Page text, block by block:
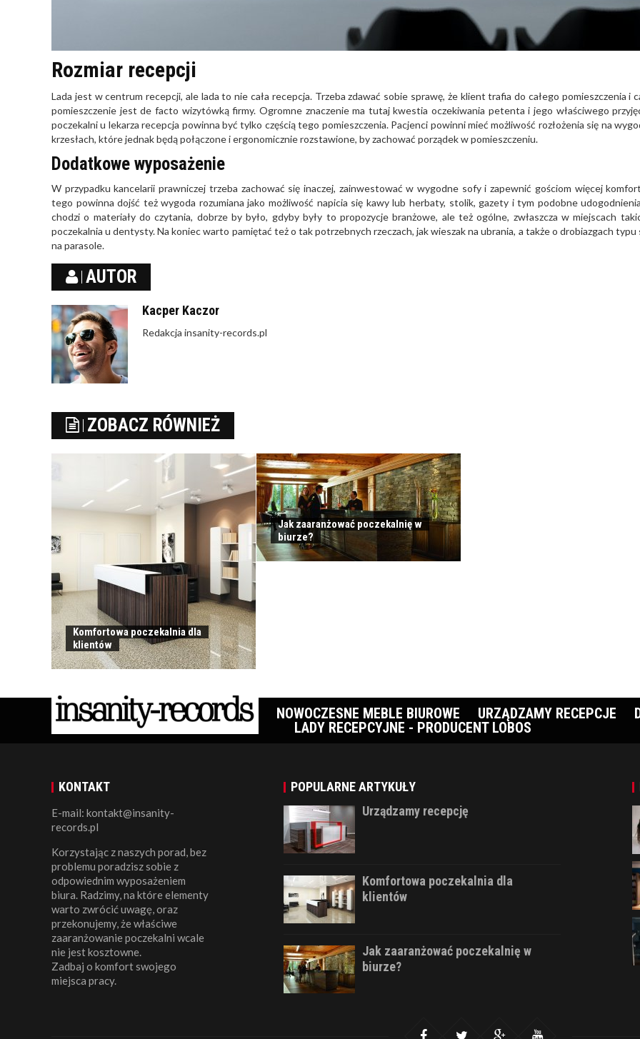
Rozmiar recepcji
Lada jest w centrum recepcji, ale lada to nie cała recepcja. Trzeba zdawać sobie sprawę, że klient trafia do całego pomieszczenia i
pomieszczenie jest de facto wizytówką firmy. Ogromne znaczenie ma tutaj kwestia oczekiwania petenta i jego właściwego
poczekalni u lekarza recepcja powinna być tylko częścią tego pomieszczenia. Pacjenci powinni mieć możliwość rozłożenia się na
krzesłach, które jednak będą połączone i ergonomicznie rozstawione, by zachować porządek w pomieszczeniu.
Dodatkowe wyposażenie
W przypadku kancelarii prawniczej trzeba zachować się inaczej, zainwestować w wygodne sofy i zapewnić gościom więcej
tego powinna dojść też wygoda rozumiana jako możliwość napicia się kawy lub herbaty, stolik, gazety i tym podobne
chodzi o materiały do czytania, dobrze by było, gdyby były to propozycje branżowe, ale też ogólne, zwłaszcza w miejscach
poczekalnia u dentysty. Na koniec warto pamiętać też o tak potrzebnych rzeczach, jak wieszak na ubrania, a także o drobiazgach typu
na parasole.
AUTOR
Kacper Kaczor
Redakcja insanity-records.pl
ZOBACZ RÓWNIEŻ
Komfortowa poczekalnia dla
klientów
Jak zaaranżować poczekalnię w
biurze?
NOWOCZESNE MEBLE BIUROWE URZĄDZAMY RECEPCJE
LADY RECEPCYJNE - PRODUCENT LOBOS
KONTAKT
E-mail: kontakt@insanity-
records.pl
Korzystając z naszych porad, bez
problemu poradzisz sobie z
odpowiednim wyposażeniem
biura. Radzimy, na które elementy
warto zwrócić uwagę, oraz
przekonujemy, że właściwe
zaaranżowanie poczekalni wcale
nie jest kosztowne.
Zadbaj o komfort swojego
miejsca pracy.
POPULARNE ARTYKUŁY
Urządzamy recepcję
Komfortowa poczekalnia dla
klientów
Jak zaaranżować poczekalnię w
biurze?